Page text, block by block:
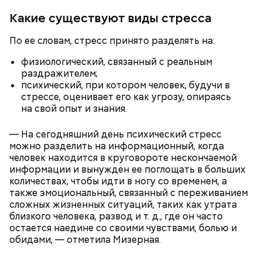
Какие существуют виды стресса
По ее словам, стресс принято разделять на:
физиологический, связанный с реальным
раздражителем;
психический, при котором человек, будучи в
стрессе, оценивает его как угрозу, опираясь
на свой опыт и знания.
— На сегодняшний день психический стресс
можно разделить на информационный, когда
человек находится в круговороте нескончаемой
информации и вынужден ее поглощать в больших
количествах, чтобы идти в ногу со временем, а
также эмоциональный, связанный с переживанием
сложных жизненных ситуаций, таких как утрата
близкого человека, развод и т. д., где он часто
остается наедине со своими чувствами, болью и
обидами, — отметила Мизерная.
беременным, кормящим женщинам;
людям с ослабленной иммунной системой;
пожилым;
детям.
предостерегла Соломатина.